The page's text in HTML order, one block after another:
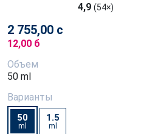
4,9 (54×)
2 755,00 с
12,00 б
Объем
50 ml
Варианты
50
ml
1.5
ml